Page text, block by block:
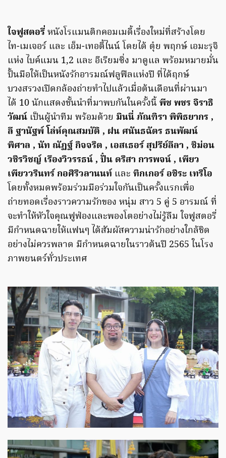
ใจฟูสตอรี่หนังโรแมนติกคอมเมดี้เรื่องใหม่ที่สร้างโดย
ไท-เมเจอร์ และ เอ็ม-เทอตี้ไนน์ โดยได้ ตุ๋ย พฤกษ์ เอมะรุจิ
แห่ง ไบค์แมน 1,2 และ อีเรียมซิ่ง มาดูแล พร้อมหมายมั่น
ปั้นมือให้เป็นหนังรักอารมณ์ฟลูฟิลแห่งปี ที่ได้ฤกษ์
บวงสรวงเปิดกล้องถ่ายทำไปแล้วเมื่อต้นเดือนที่ผ่านมา
ได้ 10 นักแสดงชั้นนำที่มาพบกันในครั้งนี้พีช พชร จิราธิ
วัฒน์ เป็นผู้นำทีม พร้อมด้วย มินนี่ ภัณฑิรา พิพิธยากร ,
ลี ฐานัฐพ์ โล่ห์คุณสมบัติ , ฝน ศนันธฉัตร ธนพัฒน์
พิศาล , นัท ณัฏฐ์ กิจจริต , เอสเธอร์ สุปรีย์ลีลา , ชิม่อน
วชิรวิชญ์ เรืองวิวรรธน์ , ปั๋น ดริสา การพจน์ , เพียว
เพียววรินทร์ กอศิริวลานนท์ และ ทิกเกอร์ อชิระ เทริโอ
โดยทั้งหมดพร้อมร่วมมือร่วมใจกันเป็นครั้งแรกเพื่อ
ถ่ายทอดเรื่องราวความรักของ หนุ่ม สาว 5 คู่ 5 อารมณ์ ที่
จะทำให้หัวใจคุณฟูฟ่องและพองโตอย่างไม่รู้ลืม ใจฟูสตอรี่
มีกำหนดฉายให้แฟนๆ ได้สัมผัสความน่ารักอย่างใกล้ชิด
อย่างไม่ควรพลาด มีกำหนดฉายในราวต้นปี 2565 ในโรง
ภาพยนตร์ทั่วประเทศ